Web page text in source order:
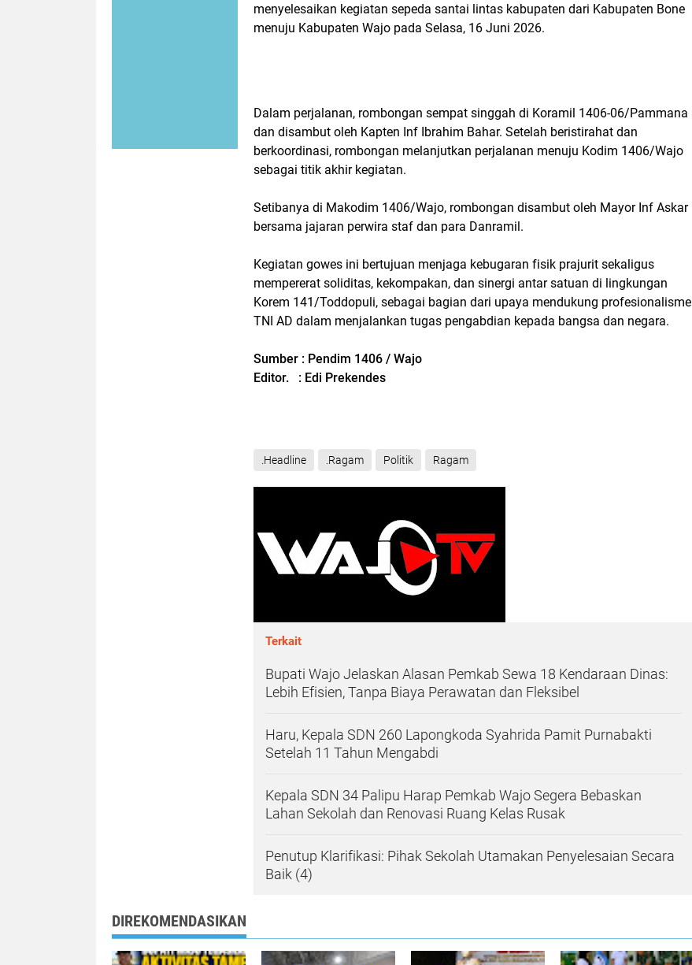
menyelesaikan kegiatan sepeda santai lintas kabupaten dari Kabupaten Bone
menuju Kabupaten Wajo pada Selasa, 16 Juni 2026.
Dalam perjalanan, rombongan sempat singgah di Koramil 1406-06/Pammana
dan disambut oleh Kapten Inf Ibrahim Bahar. Setelah beristirahat dan
berkoordinasi, rombongan melanjutkan perjalanan menuju Kodim 1406/Wajo
sebagai titik akhir kegiatan.
Setibanya di Makodim 1406/Wajo, rombongan disambut oleh Mayor Inf Askar
bersama jajaran perwira staf dan para Danramil.
Kegiatan gowes ini bertujuan menjaga kebugaran fisik prajurit sekaligus
mempererat soliditas, kekompakan, dan sinergi antar satuan di lingkungan
Korem 141/Toddopuli, sebagai bagian dari upaya mendukung profesionalisme
TNI AD dalam menjalankan tugas pengabdian kepada bangsa dan negara.
Sumber : Pendim 1406 / Wajo
Editor. : Edi Prekendes
.Headline .Ragam Politik Ragam
Terkait
Bupati Wajo Jelaskan Alasan Pemkab Sewa 18 Kendaraan Dinas:
Lebih Efisien, Tanpa Biaya Perawatan dan Fleksibel
Haru, Kepala SDN 260 Lapongkoda Syahrida Pamit Purnabakti
Setelah 11 Tahun Mengabdi
Kepala SDN 34 Palipu Harap Pemkab Wajo Segera Bebaskan
Lahan Sekolah dan Renovasi Ruang Kelas Rusak
Penutup Klarifikasi: Pihak Sekolah Utamakan Penyelesaian Secara
Baik (4)
DIREKOMENDASIKAN